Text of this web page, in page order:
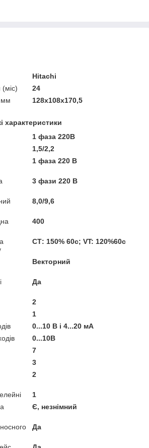
Hitachi
(міс)
24
мм
128х108х170,5
характеристики
1 фаза 220В
1,5/2,2
1 фаза 220 В
3 фази 220 В
8,0/9,6
400
СТ: 150% 60с; VT: 120%60c
Векторний
Да
2
1
0...10 В і 4...20 мА
0...10В
7
3
2
1
Є, незнімний
Да